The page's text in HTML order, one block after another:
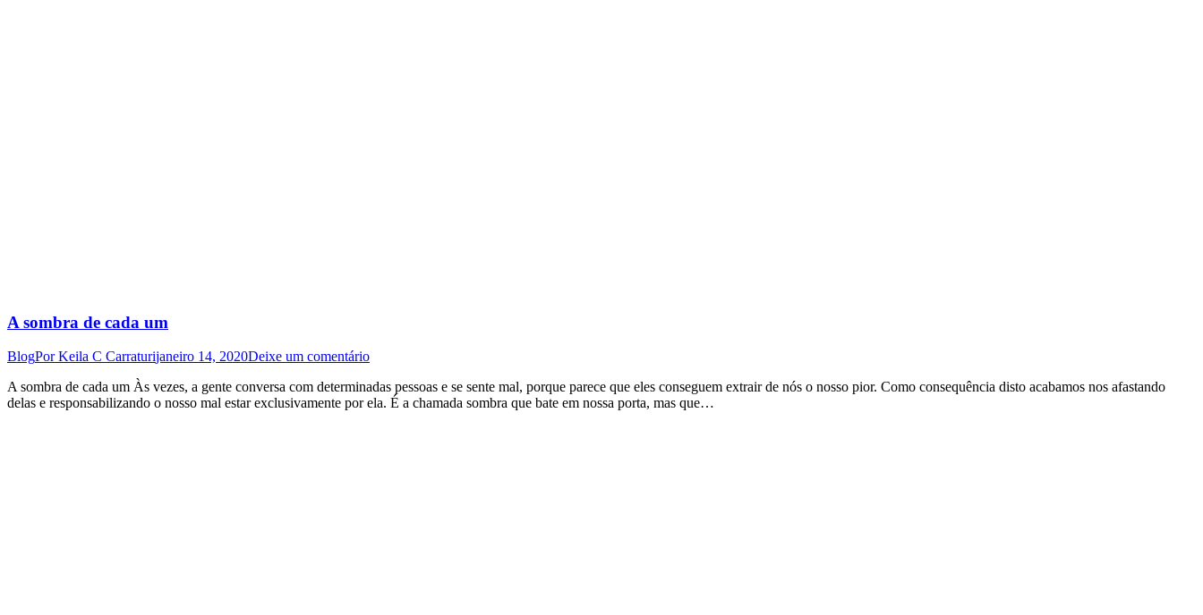
A sombra de cada um
BlogPorKeila C Carraturijaneiro 14, 2020Deixe um comentário
A sombra de cada um Às vezes, a gente conversa com determinadas pessoas e se sente mal, porque parece que eles conseguem extrair de nós o nosso pior. Como consequência disto acabamos nos afastando
delas e responsabilizando o nosso mal estar exclusivamente por ela. É a chamada sombra que bate em nossa porta, mas que…